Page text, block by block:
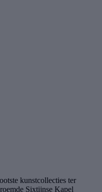
kunstcollecties ter
Sixtijnse Kapel